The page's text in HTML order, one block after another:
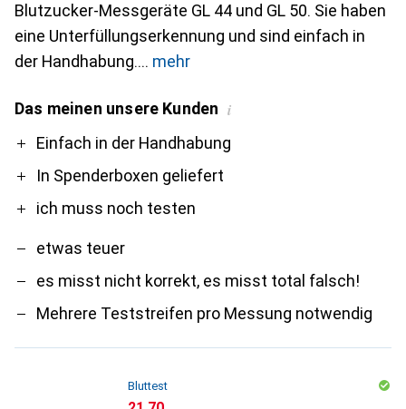
Blutzucker-Messgeräte GL 44 und GL 50. Sie haben
eine Unterfüllungserkennung und sind einfach in
der Handhabung.
mehr
Das meinen unsere Kunden i
ProEinfach in der Handhabung
In Spenderboxen geliefert
ich muss noch testen
Contra
etwas teuer
es misst nicht korrekt, es misst total falsch!
Mehrere Teststreifen pro Messung notwendig
Bluttest